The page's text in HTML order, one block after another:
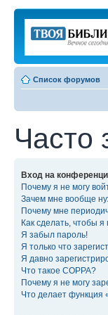
Список форумов
Часто
Вход на
Почему я не могу
Зачем мне вообще
Почему мне
Как сделать, чтобы
Я забыл пароль!
Я только что
Я давно
Что такое COPPA?
Почему я не могу
Что делает функция